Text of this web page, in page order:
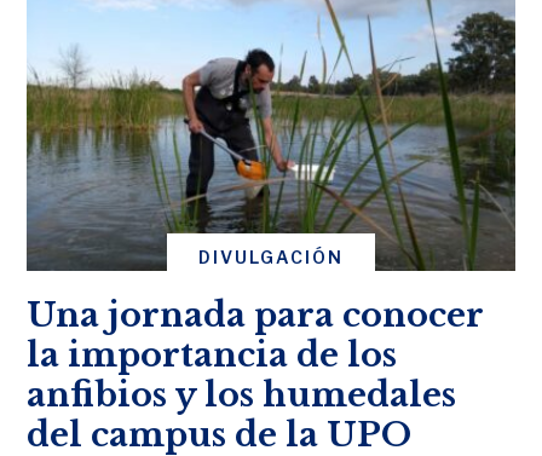
DIVULGACIÓN
Una jornada para conocer
la importancia de los
anfibios y los humedales
del campus de la UPO